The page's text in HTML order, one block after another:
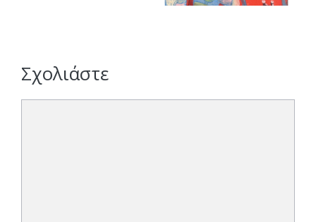
Σχολιάστε